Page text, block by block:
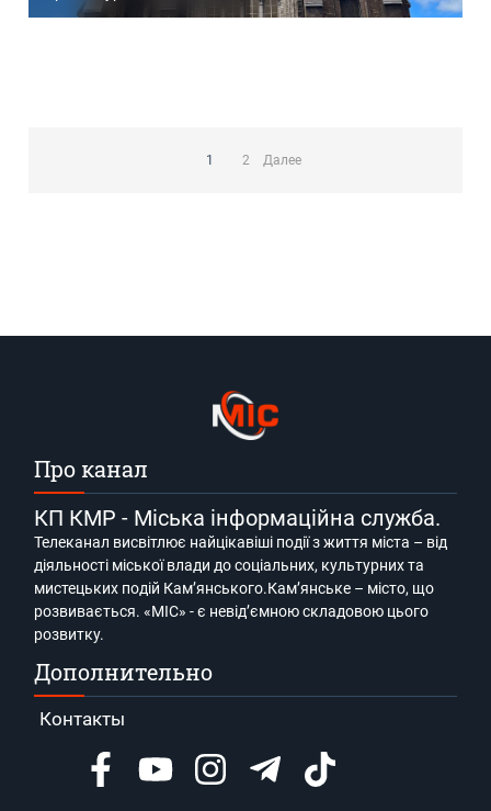
1 2 Далее
Про канал
КП КМР - Міська інформаційна служба.
Телеканал висвітлює найцікавіші події з життя міста – від
діяльності міської влади до соціальних, культурних та
мистецьких подій Кам’янського.Кам’янське – місто, що
розвивається. «МІС» - є невід’ємною складовою цього
розвитку.
Дополнительно
Контакты